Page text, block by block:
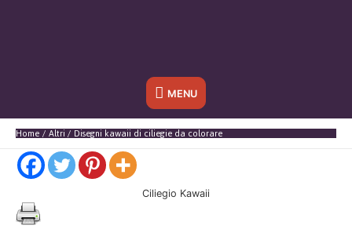
Sotto
l'header
MENU
Home Altri Disegni kawaii di ciliegie da colorare
Ciliegio Kawaii